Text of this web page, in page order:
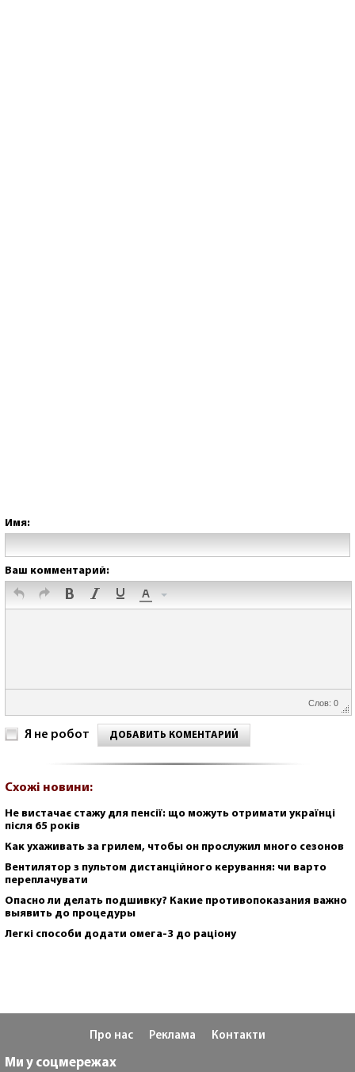
Имя:
Ваш комментарий:
Слов: 0
Я не робот ДОБАВИТЬ КОМЕНТАРИЙ
Схожі новини:
Не вистачає стажу для пенсії: що можуть отримати українці
після 65 років
Как ухаживать за грилем, чтобы он прослужил много сезонов
Вентилятор з пультом дистанційного керування: чи варто
переплачувати
Опасно ли делать подшивку? Какие противопоказания важно
выявить до процедуры
Легкі способи додати омега-3 до раціону
Про нас Реклама Контакти
Ми у соцмережах